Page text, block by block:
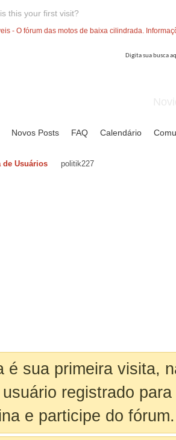
is this your first visit?
Novos Posts FAQ Calendário
de Usuários politik227
é sua primeira visita,
registrado
e participe do fórum.